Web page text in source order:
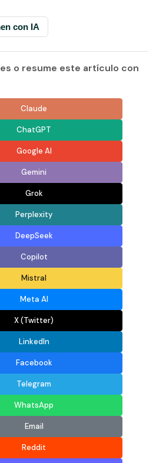
con IA
o resume este artículo con
Claude
ChatGPT
Google AI
Gemini
Grok
Perplexity
DeepSeek
Copilot
Mistral
Meta AI
X (Twitter)
LinkedIn
Facebook
Telegram
WhatsApp
Email
Reddit